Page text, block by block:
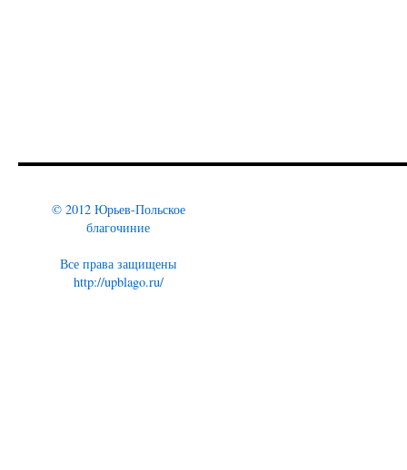
© 2012 Юрьев-Польское
благочиние
Все права защищены
http://upblago.ru/